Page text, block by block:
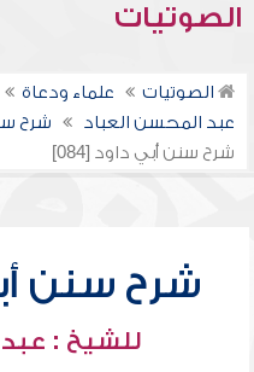
الصوتيات
الصوتيات علماء ودعاة
عبد المحسن العباد
شرح
شرح سنن أبي داود [084]
شرح سنن أبي
للشيخ : عبد